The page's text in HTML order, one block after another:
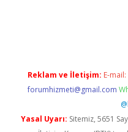
Reklam ve İletişim: E-mail:
forumhizmeti@gmail.com
Yasal Uyarı: Sitemiz, 5651